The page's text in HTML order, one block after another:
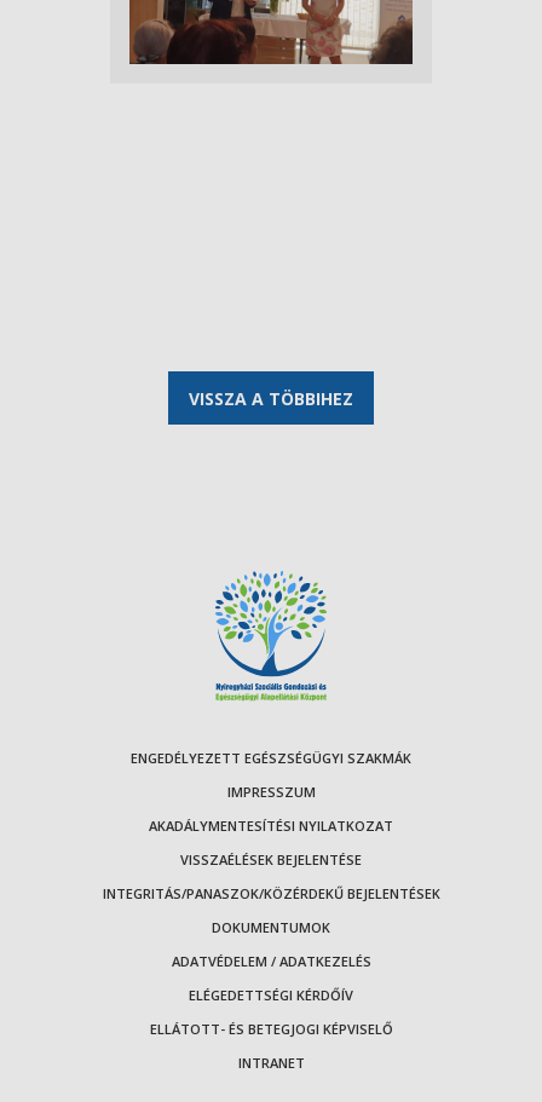
VISSZA A TÖBBIHEZ
ENGEDÉLYEZETT EGÉSZSÉGÜGYI SZAKMÁK
IMPRESSZUM
AKADÁLYMENTESÍTÉSI NYILATKOZAT
VISSZAÉLÉSEK BEJELENTÉSE
INTEGRITÁS/PANASZOK/KÖZÉRDEKŰ BEJELENTÉSEK
DOKUMENTUMOK
ADATVÉDELEM / ADATKEZELÉS
ELÉGEDETTSÉGI KÉRDŐÍV
ELLÁTOTT- ÉS BETEGJOGI KÉPVISELŐ
INTRANET